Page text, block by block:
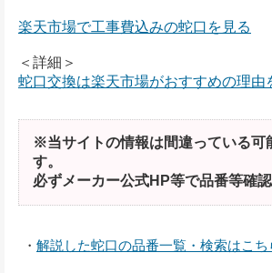
楽天市場で工事費込みの蛇口を見る
＜詳細＞
蛇口交換は楽天市場がおすすめの理由
※当サイトの情報は間違っている可
す。
必ずメーカー公式HP等で品番等確認
・ 解説した蛇口の品番一覧・検索はこち